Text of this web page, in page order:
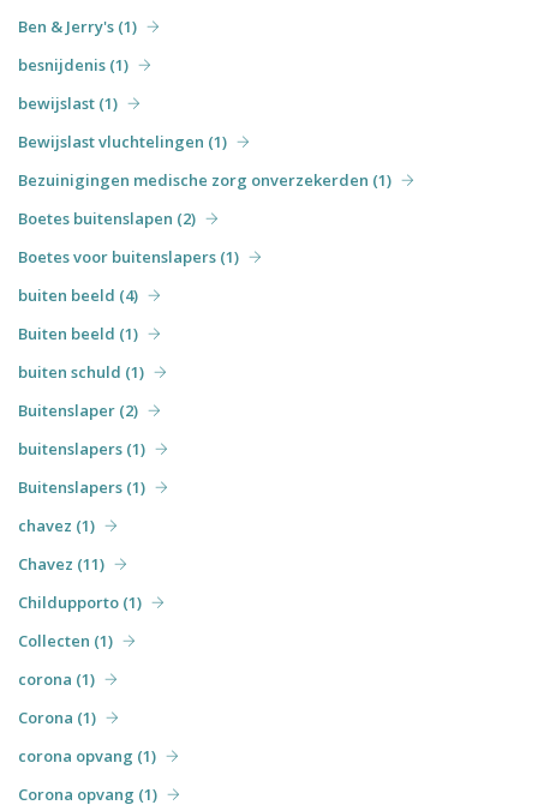
Ben & Jerry's (1)
besnijdenis (1)
bewijslast (1)
Bewijslast vluchtelingen (1)
Bezuinigingen medische zorg onverzekerden (1)
Boetes buitenslapen (2)
Boetes voor buitenslapers (1)
buiten beeld (4)
Buiten beeld (1)
buiten schuld (1)
Buitenslaper (2)
buitenslapers (1)
Buitenslapers (1)
chavez (1)
Chavez (11)
Childupporto (1)
Collecten (1)
corona (1)
Corona (1)
corona opvang (1)
Corona opvang (1)